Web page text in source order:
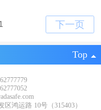
Top
鸿运路 10号（315403）